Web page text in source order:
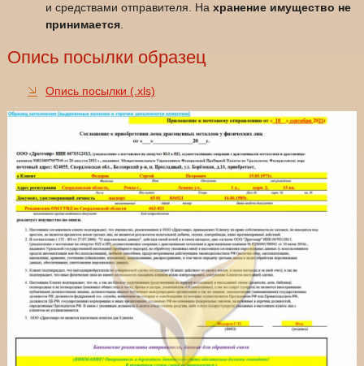
и средствами отправителя. На хранение имущество не
принимается.
Опись посылки образец
Опись посылки (.xls)